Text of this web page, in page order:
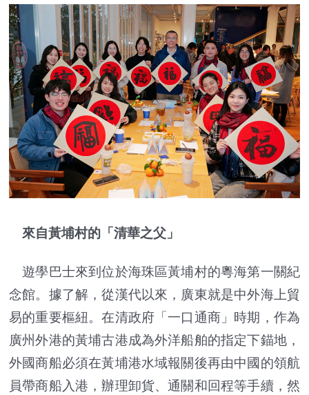
來自黃埔村的「清華之父」
遊學巴士來到位於海珠區黃埔村的粵海第一關紀
念館。據了解，從漢代以來，廣東就是中外海上貿
易的重要樞紐。在清政府「一口通商」時期，作為
廣州外港的黃埔古港成為外洋船舶的指定下錨地，
外國商船必須在黃埔港水域報關後再由中國的領航
員帶商船入港，辦理卸貨、通關和回程等手續，然